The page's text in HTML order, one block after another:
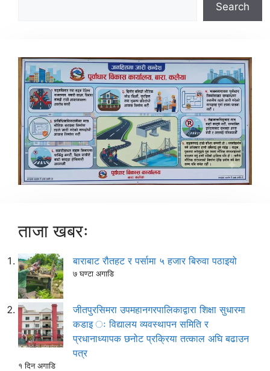
Search
ताजा खबरः
बाराबाट रौतहट र पर्सामा ५ हजार बिरुवा पठाइयो
७ घण्टा अगाडि
जीतपुरसिमरा उपमहानगरपालिकाद्वारा शिक्षा सुधारमा
कडाइ ः विद्यालय व्यवस्थापन समिति र
प्रधानाध्यापक छनोट प्रक्रिया तत्काल अघि बढाउन
पत्र
१ दिन अगाडि